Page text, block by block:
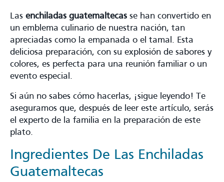
Las enchiladas guatemaltecas se han convertido en
un emblema culinario de nuestra nación, tan
apreciadas como la empanada o el tamal. Esta
deliciosa preparación, con su explosión de sabores y
colores, es perfecta para una reunión familiar o un
evento especial.
Si aún no sabes cómo hacerlas, ¡sigue leyendo! Te
aseguramos que, después de leer este artículo, serás
el experto de la familia en la preparación de este
plato.
Ingredientes De Las Enchiladas
Guatemaltecas